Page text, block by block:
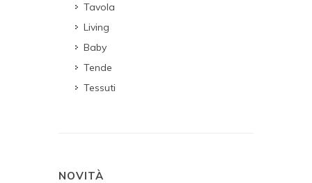
Tavola
Living
Baby
Tende
Tessuti
NOVITÀ